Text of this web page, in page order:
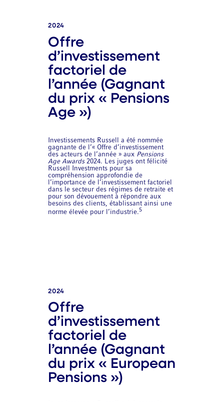
2024
Offre
d’investissement
factoriel de
l’année (Gagnant
du prix « Pensions
Age »)
Investissements Russell a été nommée
gagnante de l’« Offre d’investissement
des acteurs de l’année » aux Pensions
Age Awards2024. Les juges ont félicité
Russell Investments pour sa
compréhension approfondie de
l’importance de l’investissement factoriel
dans le secteur des régimes de retraite et
pour son dévouement à répondre aux
besoins des clients, établissant ainsi une
norme élevée pour l’industrie.5
2024
Offre
d’investissement
factoriel de
l’année (Gagnant
du prix « European
Pensions »)